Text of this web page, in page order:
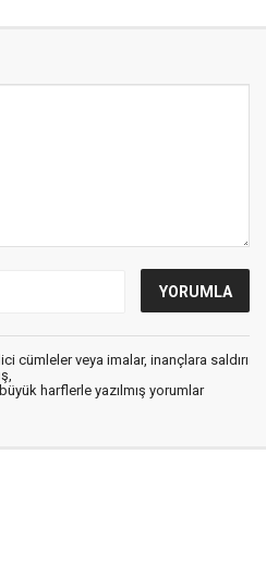
cümleler veya imalar, inançlara saldırı
harflerle yazılmış yorumlar